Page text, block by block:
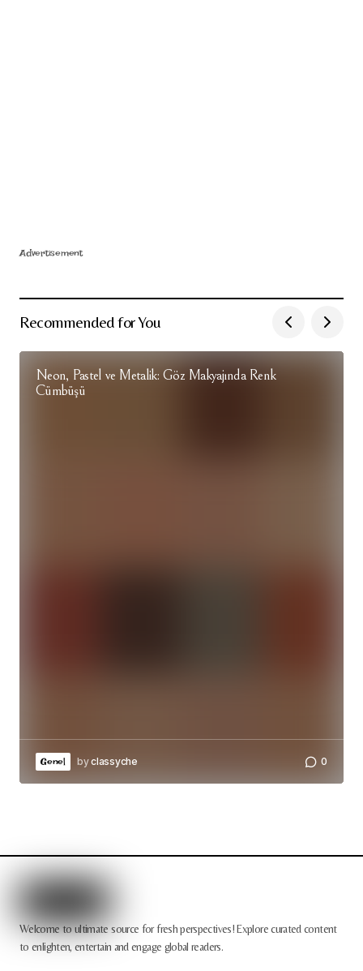
Advertisement
Recommended for You
Neon, Pastel ve Metalik: Göz Makyajında Renk
Cümbüşü
Genel byclassyche 0
Welcome to ultimate source for fresh perspectives! Explore curated content
to enlighten, entertain and engage global readers.